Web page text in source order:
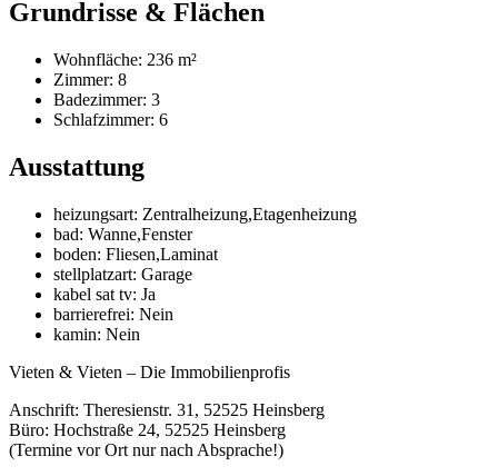
Grundrisse & Flächen
Wohnfläche: 236 m²
Zimmer: 8
Badezimmer: 3
Schlafzimmer: 6
Ausstattung
heizungsart: Zentralheizung,Etagenheizung
bad: Wanne,Fenster
boden: Fliesen,Laminat
stellplatzart: Garage
kabel sat tv: Ja
barrierefrei: Nein
kamin: Nein
Vieten & Vieten – Die Immobilienprofis
Anschrift: Theresienstr. 31, 52525 Heinsberg
Büro: Hochstraße 24, 52525 Heinsberg
(Termine vor Ort nur nach Absprache!)